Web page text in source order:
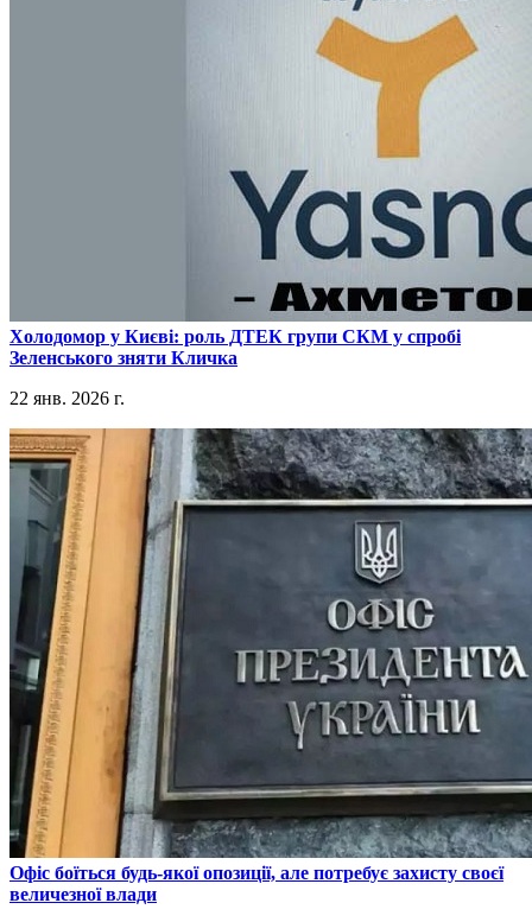
​Холодомор у Києві: роль ДТЕК групи СКМ у спробі
Зеленського зняти Кличка
22 янв. 2026 г.
​Офіс боїться будь-якої опозиції, але потребує захисту своєї
величезної влади